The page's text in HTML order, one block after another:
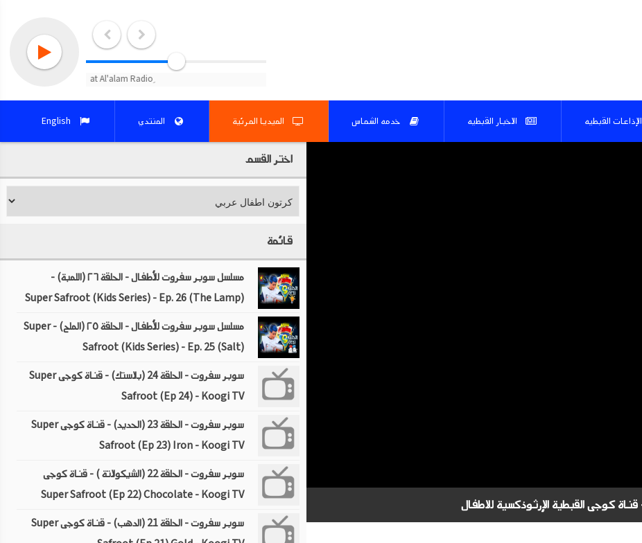
ِAkbat Al'alam Radio إذاعة اقباط العالم
الإذاعات القبطيه الاخبار القبطيه خدمه الشماس الميديا المرئية المنتدي English
اختر القسم
قائمة
مسلسل سوبر سفروت للأطفال - الحلقة ٢٦ (اللمبة) -
Super Safroot (Kids Series) - Ep. 26 (The Lamp)
مسلسل سوبر سفروت للأطفال - الحلقة ٢٥ (الملح) - Super
Safroot (Kids Series) - Ep. 25 (Salt)
سوبر سفروت - الحلقة 24 (بلاستك) - قناة كوجى Super
Safroot (Ep 24) - Koogi TV
سوبر سفروت - الحلقة 23 (الحديد) - قناة كوجى Super
Safroot (Ep 23) Iron - Koogi TV
سوبر سفروت - الحلقة 22 (الشيكولاتة ) - قناة كوجى
Super Safroot (Ep 22) Chocolate - Koogi TV
سوبر سفروت - الحلقة 21 (الدهب) - قناة كوجى Super